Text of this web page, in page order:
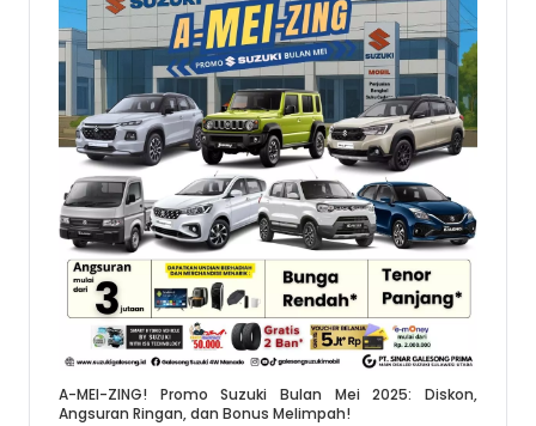
A-MEI-ZING! Promo Suzuki Bulan Mei 2025: Diskon,
Angsuran Ringan, dan Bonus Melimpah!